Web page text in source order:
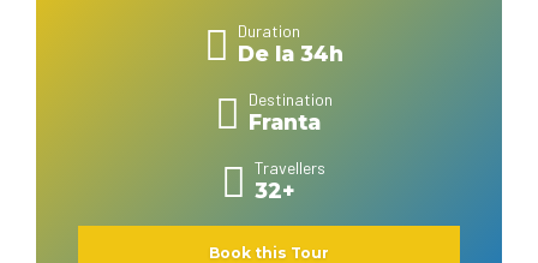
Duration
De la 34h
Destination
Franta
Travellers
32+
Book this Tour